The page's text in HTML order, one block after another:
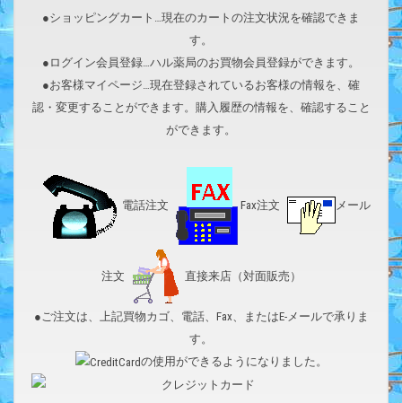
●ショッピングカート…現在のカートの注文状況を確認できま
す。
●ログイン会員登録…ハル薬局のお買物会員登録ができます。
●お客様マイページ…現在登録されているお客様の情報を、確
認・変更することができます。購入履歴の情報を、確認すること
ができます。
電話注文 Fax注文 メール
注文 直接来店（対面販売）
●ご注文は、上記買物カゴ、電話、Fax、またはE-メールで承りま
す。
の使用ができるようになりました。